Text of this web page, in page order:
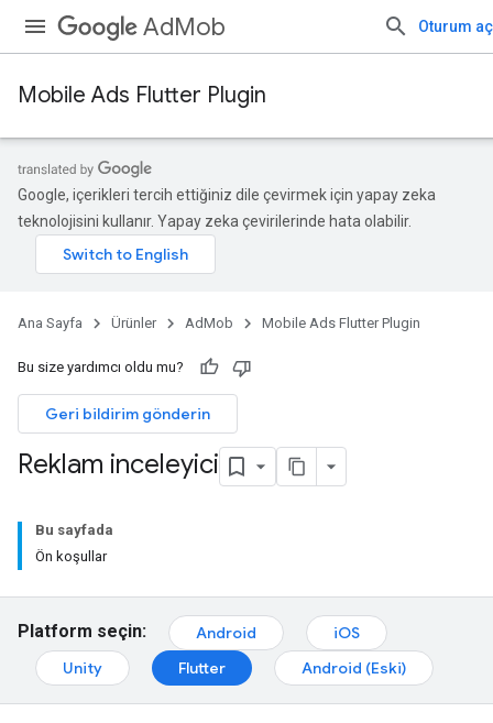
AdMob Oturum aç
Mobile Ads Flutter Plugin
Google, içerikleri tercih ettiğiniz dile çevirmek için yapay zeka
teknolojisini kullanır. Yapay zeka çevirilerinde hata olabilir.
Ana Sayfa Ürünler AdMob Mobile Ads Flutter Plugin
Bu size yardımcı oldu mu?
Geri bildirim gönderin
Reklam inceleyici
Bu sayfada
Ön koşullar
Platform seçin: Android
iOS
Unity
Flutter Android (Eski)